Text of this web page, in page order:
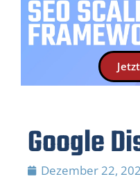
Google
Dezember 22,